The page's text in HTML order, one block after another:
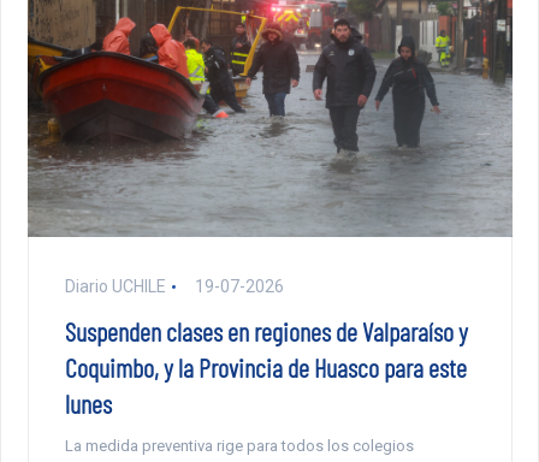
Diario UCHILE 19-07-2026
Suspenden clases en regiones de Valparaíso y
Coquimbo, y la Provincia de Huasco para este
lunes
La medida preventiva rige para todos los colegios